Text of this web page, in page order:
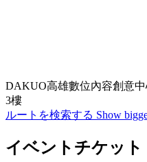
DAKUO高雄數位內容創意
3樓
ルートを検索する Show
イベントチケット